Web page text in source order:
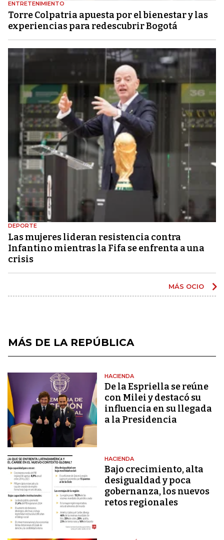
ENTRETENIMIENTO
Torre Colpatria apuesta por el bienestar y las
experiencias para redescubrir Bogotá
DEPORTE
Las mujeres lideran resistencia contra
Infantino mientras la Fifa se enfrenta a una
crisis
MÁS OCIO
MÁS DE LA REPÚBLICA
HACIENDA
De la Espriella se reúne
con Milei y destacó su
influencia en su llegada
a la Presidencia
HACIENDA
Bajo crecimiento, alta
desigualdad y poca
gobernanza, los nuevos
retos regionales